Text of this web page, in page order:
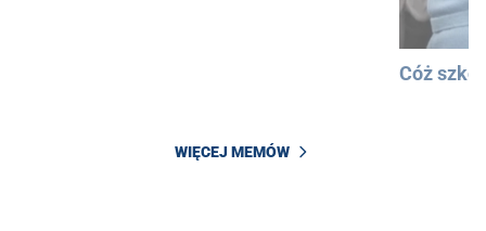
Cóż
WIĘCEJ MEMÓW